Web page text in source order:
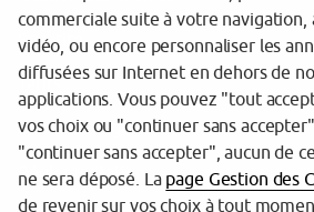
Sécurité
Tarifs
Mentions légales
Réglementation
commerciale suite à votre
vidéo, ou encore personnaliser les
diffusées sur Internet en dehors de
applications. Vous pouvez "tout
vos choix ou "continuer sans
"continuer sans accepter", aucun de
ne sera déposé. La page Gestion des
de revenir sur vos choix à tout